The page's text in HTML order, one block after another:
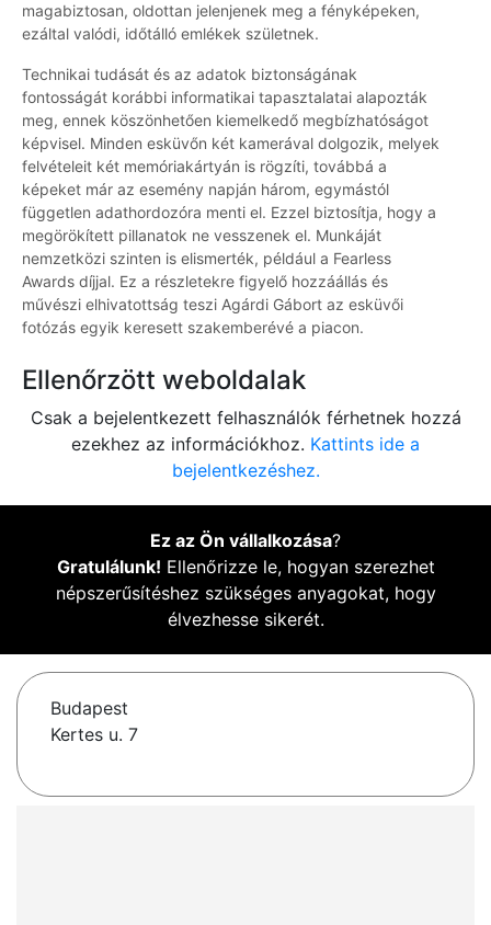
magabiztosan, oldottan jelenjenek meg a fényképeken,
ezáltal valódi, időtálló emlékek születnek.
Technikai tudását és az adatok biztonságának
fontosságát korábbi informatikai tapasztalatai alapozták
meg, ennek köszönhetően kiemelkedő megbízhatóságot
képvisel. Minden esküvőn két kamerával dolgozik, melyek
felvételeit két memóriakártyán is rögzíti, továbbá a
képeket már az esemény napján három, egymástól
független adathordozóra menti el. Ezzel biztosítja, hogy a
megörökített pillanatok ne vesszenek el. Munkáját
nemzetközi szinten is elismerték, például a Fearless
Awards díjjal. Ez a részletekre figyelő hozzáállás és
művészi elhivatottság teszi Agárdi Gábort az esküvői
fotózás egyik keresett szakemberévé a piacon.
Ellenőrzött weboldalak
Csak a bejelentkezett felhasználók férhetnek hozzá
ezekhez az információkhoz. Kattints ide a
bejelentkezéshez.
Ez az Ön vállalkozása?
Gratulálunk! Ellenőrizze le, hogyan szerezhet
népszerűsítéshez szükséges anyagokat, hogy
élvezhesse sikerét.
Budapest
Kertes u. 7